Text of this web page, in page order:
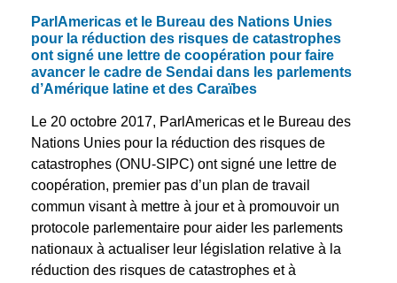
ParlAmericas et le Bureau des Nations Unies
pour la réduction des risques de catastrophes
ont signé une lettre de coopération pour faire
avancer le cadre de Sendai dans les parlements
d’Amérique latine et des Caraïbes
Le 20 octobre 2017, ParlAmericas et le Bureau des
Nations Unies pour la réduction des risques de
catastrophes (ONU-SIPC) ont signé une lettre de
coopération, premier pas d’un plan de travail
commun visant à mettre à jour et à promouvoir un
protocole parlementaire pour aider les parlements
nationaux à actualiser leur législation relative à la
réduction des risques de catastrophes et à